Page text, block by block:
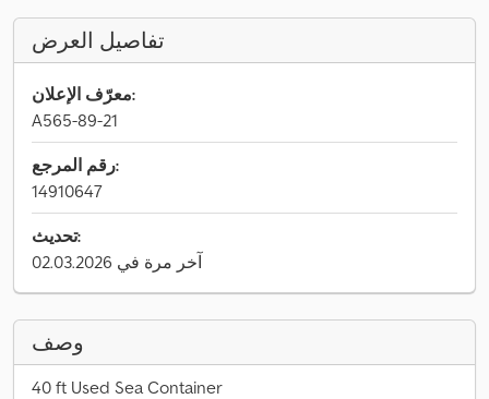
تفاصيل العرض
معرّف الإعلان:
A565-89-21
رقم المرجع:
14910647
تحديث:
آخر مرة في 02.03.2026
وصف
40 ft Used Sea Container